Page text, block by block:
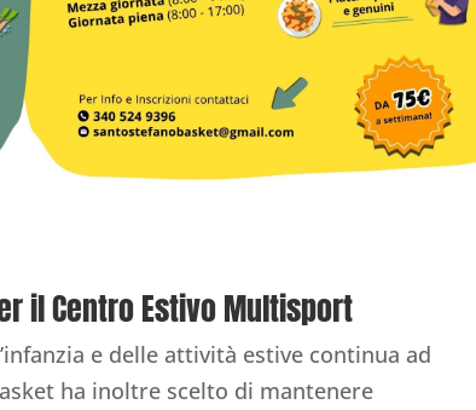
il Centro Estivo Multisport
e delle attività estive continua ad
ha inoltre scelto di mantenere